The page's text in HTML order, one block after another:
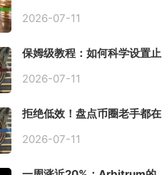
2026-07-11
保姆级教程：如何科学设置止
2026-07-11
拒绝低效！盘点币圈老手都在
具
2026-07-11